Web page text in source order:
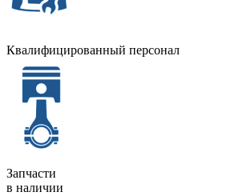
Квалифицированный персонал
Запчасти
в наличии